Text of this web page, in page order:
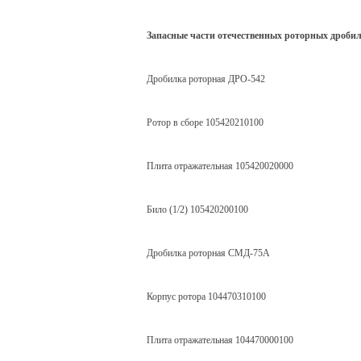
Запасные части отечественных роторных
Дробилка роторная ДРО-542
Ротор в сборе 105420210100
Плита отражательная 105420020000
Било (1/2) 105420200100
Дробилка роторная СМД-75А
Корпус ротора 104470310100
Плита отражательная 104470000100